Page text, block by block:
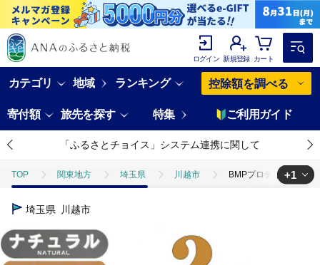
ログイン 新規登録 カート
カテゴリ 地域 ランキング 控除額を調べる
寄付額 旅先を探す 特集 ご利用ガイド
「ふるさとチョイス」システム連携に関して
TOP 関東地方 埼玉県 川越市 BMPプロテイン 2kgセ
TOP
+1
埼玉県 川越市